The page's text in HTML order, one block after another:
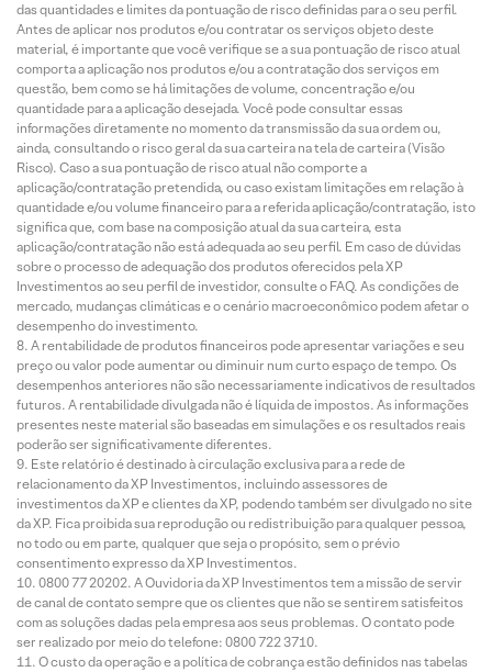
das quantidades e limites da pontuação de risco definidas para o seu perfil.
Antes de aplicar nos produtos e/ou contratar os serviços objeto deste
material, é importante que você verifique se a sua pontuação de risco atual
comporta a aplicação nos produtos e/ou a contratação dos serviços em
questão, bem como se há limitações de volume, concentração e/ou
quantidade para a aplicação desejada. Você pode consultar essas
informações diretamente no momento da transmissão da sua ordem ou,
ainda, consultando o risco geral da sua carteira na tela de carteira (Visão
Risco). Caso a sua pontuação de risco atual não comporte a
aplicação/contratação pretendida, ou caso existam limitações em relação à
quantidade e/ou volume financeiro para a referida aplicação/contratação, isto
significa que, com base na composição atual da sua carteira, esta
aplicação/contratação não está adequada ao seu perfil. Em caso de dúvidas
sobre o processo de adequação dos produtos oferecidos pela XP
Investimentos ao seu perfil de investidor, consulte o FAQ. As condições de
mercado, mudanças climáticas e o cenário macroeconômico podem afetar o
desempenho do investimento.
A rentabilidade de produtos financeiros pode apresentar variações e seu
preço ou valor pode aumentar ou diminuir num curto espaço de tempo. Os
desempenhos anteriores não são necessariamente indicativos de resultados
futuros. A rentabilidade divulgada não é líquida de impostos. As informações
presentes neste material são baseadas em simulações e os resultados reais
poderão ser significativamente diferentes.
Este relatório é destinado à circulação exclusiva para a rede de
relacionamento da XP Investimentos, incluindo assessores de
investimentos da XP e clientes da XP, podendo também ser divulgado no site
da XP. Fica proibida sua reprodução ou redistribuição para qualquer pessoa,
no todo ou em parte, qualquer que seja o propósito, sem o prévio
consentimento expresso da XP Investimentos.
0800 77 20202. A Ouvidoria da XP Investimentos tem a missão de servir
de canal de contato sempre que os clientes que não se sentirem satisfeitos
com as soluções dadas pela empresa aos seus problemas. O contato pode
ser realizado por meio do telefone: 0800 722 3710.
O custo da operação e a política de cobrança estão definidos nas tabelas